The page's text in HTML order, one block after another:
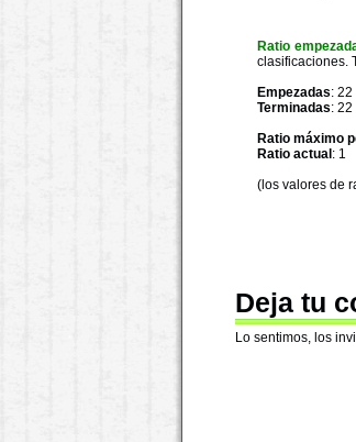
Ratio
clasificaciones.
Empezadas: 22
Terminadas: 22
Ratio máximo
Ratio actual : 1
(los valores de
Deja tu
Lo sentimos, los